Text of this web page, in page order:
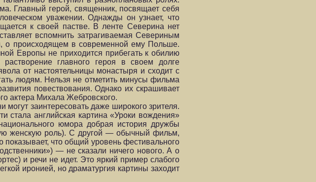
Главный герой, священник, посвящает себя
уважении. Однажды он узнает, что
к своей пастве. В ленте Северина нет
вспомнить затрагиваемая Севериным
о происходящем в современной ему Польше.
Европы не приходится прибегать к обилию
главного героя в своем долге
от настоятельницы монастыря и сходит с
людям. Нельзя не отметить минусы фильма
повествования. Однако их скрашивает
актера Михала Жебровского.
заинтересовать даже широкого зрителя.
стала английская картина «Уроки вождения»
юмора добрая история дружбы
женскую роль). С другой — обычный фильм,
показывает, что общий уровень фестивального
— не сказали ничего нового. А о
и речи не идет. Это яркий пример слабого
иронией, но драматургия картины заходит